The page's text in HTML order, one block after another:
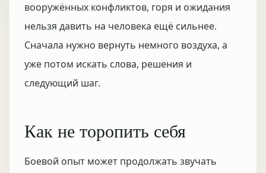
вооружённых конфликтов, горя и ожидания
нельзя давить на человека ещё сильнее.
Сначала нужно вернуть немного воздуха, а
уже потом искать слова, решения и
следующий шаг.
Как не торопить себя
Боевой опыт может продолжать звучать